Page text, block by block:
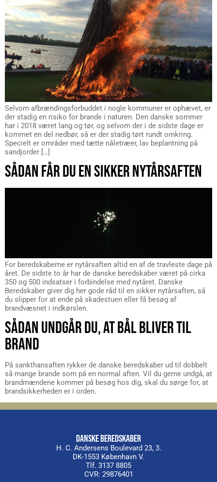
Selvom afbrændingsforbuddet i nogle kommuner er ophævet, er
der stadig en risiko for brande i naturen. Den danske sommer
har i 2018 været lang og tør, og selvom der i de sidste dage er
kommet en del nedbør, så er der stadig tørt rundt omkring.
Specielt er områder med tætte nåletræer, lav beplantning på
sandjorder […]
SÅDAN FÅR DU EN SIKKER NYTÅRSAFTEN
For beredskaberne er nytårsaften altid en af de travleste dage på
året. De sidste to år har de danske beredskaber været på cirka
350 og 500 indsatser i forbindelse med nytåret. Danske
Beredskaber giver dig her gode råd til en sikker nytårsaften, så
du slipper for at ende på skadestuen eller få besøg af
brandvæsnet i indkørslen.
SÅDAN UNDGÅR DU, AT BÅL BLIVER TIL
BRAND
På sankthansaften rykker de danske beredskaber ud til dobbelt
så mange brande som på en normal aften. Vil du gerne undgå, at
brandmændene kommer på besøg hos dig, skal du sørge for, at
brandsikkerheden er i orden.
DANSKE BEREDSKABER
H. C. Andersens Boulevard 23, 3.
DK-1553 København V.
Tlf. 3137 8805
CVR: 29876401